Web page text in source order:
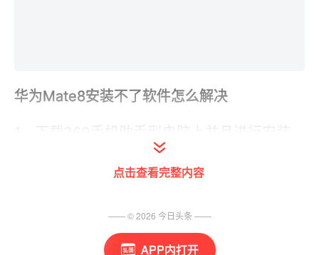
APP内打开
华为Mate8安装不了软件怎么解决
手机助手会自动为你安装驱动，你只要按照手
机助手的提示打开手机的USB调试，然后打开
装的程序点击安装就OK了，手机助手会自动将
程序安装到你手机的SD卡里。
点击查看完整内容
—— ©2026 今日头条 ——